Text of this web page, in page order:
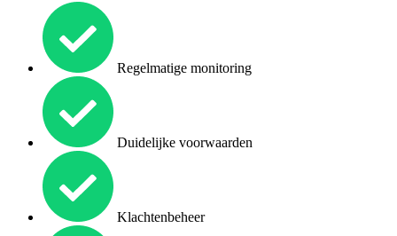
Regelmatige monitoring
Duidelijke voorwaarden
Klachtenbeheer